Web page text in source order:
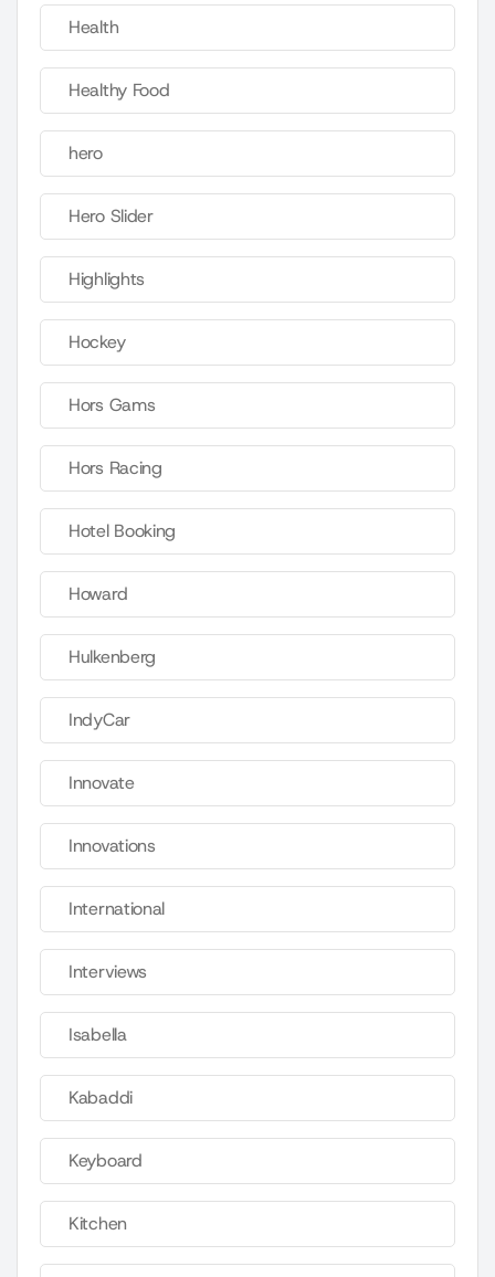
Health
Healthy Food
hero
Hero Slider
Highlights
Hockey
Hors Gams
Hors Racing
Hotel Booking
Howard
Hulkenberg
IndyCar
Innovate
Innovations
International
Interviews
Isabella
Kabaddi
Keyboard
Kitchen